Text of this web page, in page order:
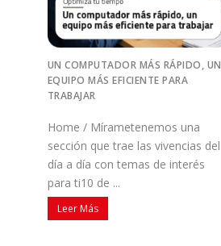
UN COMPUTADOR MÁS RÁPIDO, UN
EQUIPO MÁS EFICIENTE PARA
TRABAJAR
Home / Mírametenemos una
sección que trae las vivencias del
día a día con temas de interés
para ti10 de ...
Leer Más